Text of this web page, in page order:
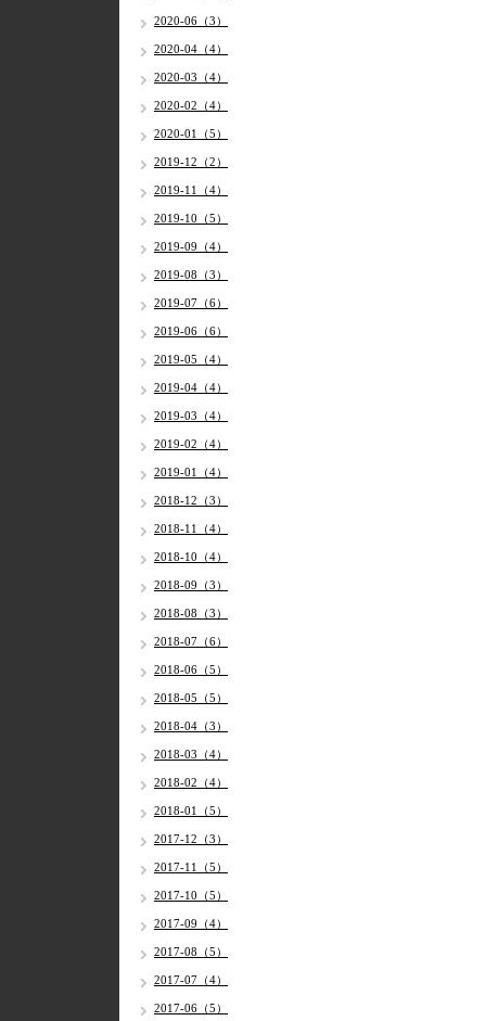
2020-06（3）
2020-04（4）
2020-03（4）
2020-02（4）
2020-01（5）
2019-12（2）
2019-11（4）
2019-10（5）
2019-09（4）
2019-08（3）
2019-07（6）
2019-06（6）
2019-05（4）
2019-04（4）
2019-03（4）
2019-02（4）
2019-01（4）
2018-12（3）
2018-11（4）
2018-10（4）
2018-09（3）
2018-08（3）
2018-07（6）
2018-06（5）
2018-05（5）
2018-04（3）
2018-03（4）
2018-02（4）
2018-01（5）
2017-12（3）
2017-11（5）
2017-10（5）
2017-09（4）
2017-08（5）
2017-07（4）
2017-06（5）